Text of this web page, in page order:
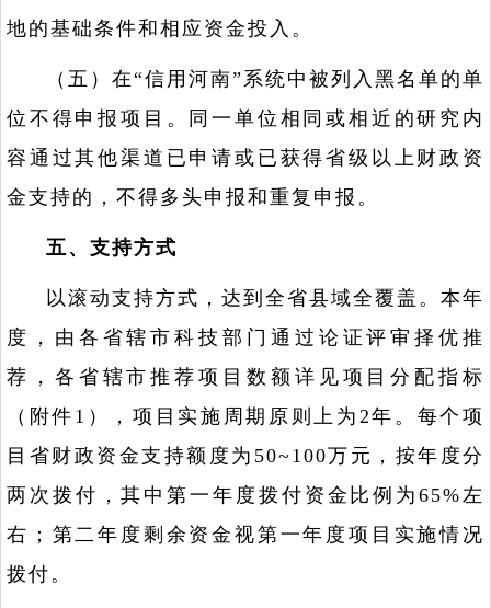
地的基础条件和相应资金投入。
（五）在“信用河南”系统中被列入黑名单的单
位不得申报项目。同一单位相同或相近的研究内
容通过其他渠道已申请或已获得省级以上财政资
金支持的，不得多头申报和重复申报。
五、支持方式
以滚动支持方式，达到全省县域全覆盖。本年
度，由各省辖市科技部门通过论证评审择优推
荐，各省辖市推荐项目数额详见项目分配指标
（附件1），项目实施周期原则上为2年。每个项
目省财政资金支持额度为50~100万元，按年度分
两次拨付，其中第一年度拨付资金比例为65%左
右；第二年度剩余资金视第一年度项目实施情况
拨付。